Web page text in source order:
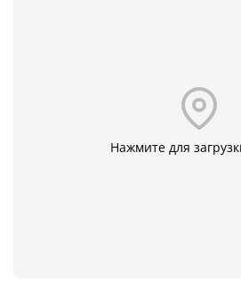
Нажмите для